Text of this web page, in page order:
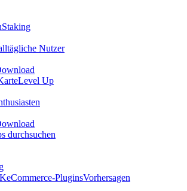
Staking
Nutzer
Level Up
durchsuchen
eCommerce-PluginsVorhersagen